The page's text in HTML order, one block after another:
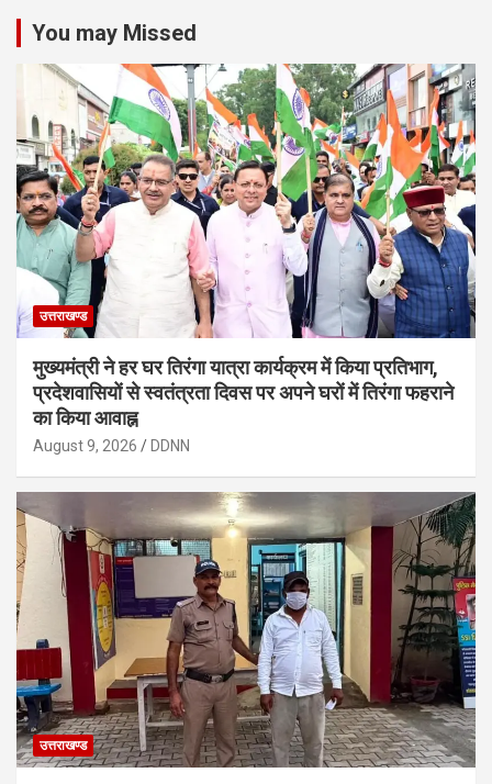
You may Missed
उत्तराखण्ड
मुख्यमंत्री ने हर घर तिरंगा यात्रा कार्यक्रम में किया प्रतिभाग,
प्रदेशवासियों से स्वतंत्रता दिवस पर अपने घरों में तिरंगा फहराने
का किया आवाह्न
August 9, 2026 DDNN
उत्तराखण्ड